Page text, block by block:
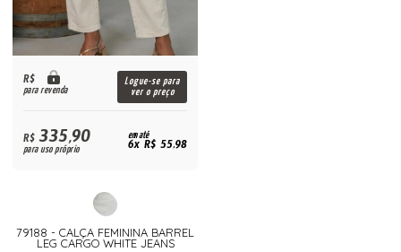
R$
para revenda
Logue-se para
ver o preço
R$335,90
para uso próprio
em até
6x R$ 55,98
79188 - CALÇA FEMININA BARREL
LEG CARGO WHITE JEANS